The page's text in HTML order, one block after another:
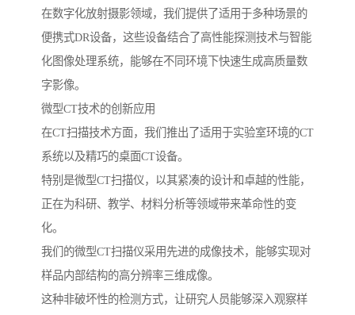
在数字化放射摄影领域，我们提供了适用于多种场景的
便携式DR设备，这些设备结合了高性能探测技术与智能
化图像处理系统，能够在不同环境下快速生成高质量数
字影像。
微型CT技术的创新应用
在CT扫描技术方面，我们推出了适用于实验室环境的CT
系统以及精巧的桌面CT设备。
特别是微型CT扫描仪，以其紧凑的设计和卓越的性能，
正在为科研、教学、材料分析等领域带来革命性的变
化。
我们的微型CT扫描仪采用先进的成像技术，能够实现对
样品内部结构的高分辨率三维成像。
这种非破坏性的检测方式，让研究人员能够深入观察样